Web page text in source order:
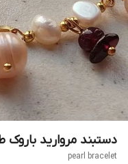
دستبند مروارید
pearl bracelet